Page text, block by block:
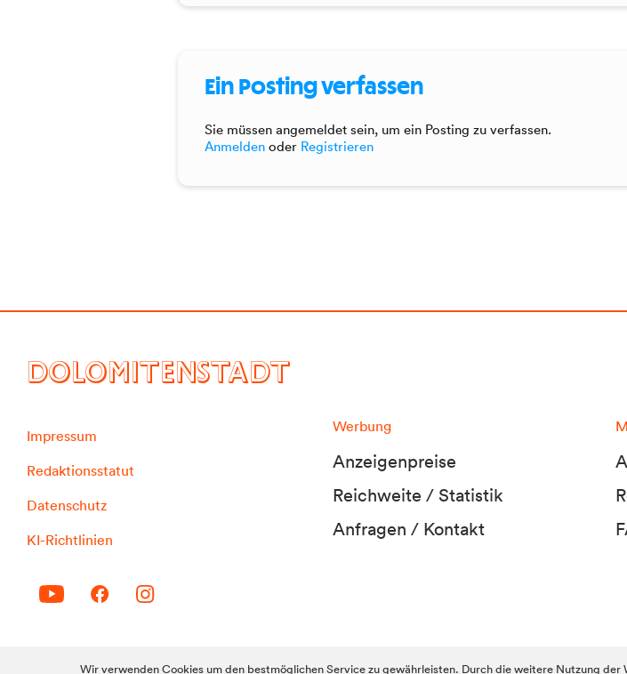
Ein Posting verfassen
Sie müssen angemeldet sein, um ein Posting zu verfassen.
Anmelden oder Registrieren
DOLOMITENSTADT
Impressum
Redaktionsstatut
Datenschutz
KI-Richtlinien
Werbung
Anzeigenpreise
Reichweite / Statistik
Anfragen / Kontakt
© 2010-2026 Dolomitenstadt.at
Wir verwenden Cookies um den bestmöglichen Service zu gewährleisten. Durch die weitere Nutzung der